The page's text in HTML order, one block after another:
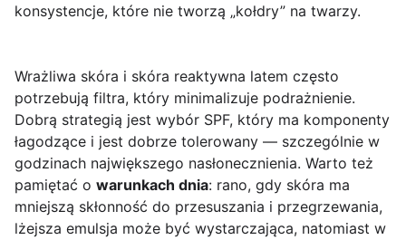
konsystencje, które nie tworzą „kołdry” na twarzy.
Wrażliwa skóra i skóra reaktywna latem często
potrzebują filtra, który minimalizuje podrażnienie.
Dobrą strategią jest wybór SPF, który ma komponenty
łagodzące i jest dobrze tolerowany — szczególnie w
godzinach największego nasłonecznienia. Warto też
pamiętać o warunkach dnia: rano, gdy skóra ma
mniejszą skłonność do przesuszania i przegrzewania,
lżejsza emulsja może być wystarczająca, natomiast w